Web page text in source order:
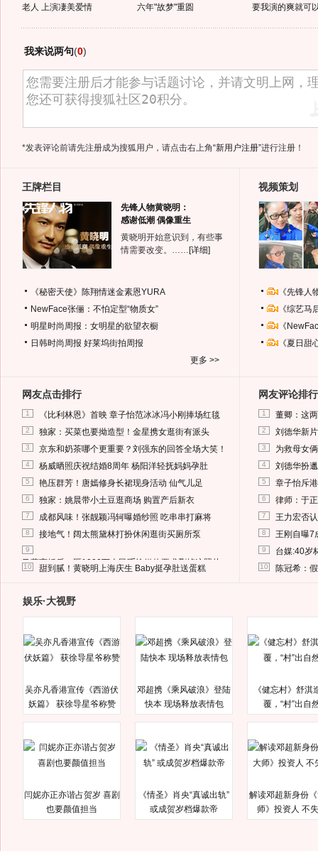
老人 上演凄美爱情
六年"故梦"重圆
要我演的爽就可
我来说两句(0)
*发表评论前请先注册成为搜狐用户，请点击右上角“新用户注册”进行注册！
王牌栏目
先锋人物黄晓明：
感谢低潮 偶像重生
黄晓明开始意识到，有些事
情需要改变。…… [详细]
《秘密天使》陈翔情迷金素恩YURA
NewFace张俪：不怕定型“物质女”
明星时尚周报：女明星的欲望衣橱
日韩时尚周报 好莱坞街拍周报
更多 >>
视频策划
《先锋
《综艺
《
《夏日
网友点击排行
1 《比利林恩》首映 章子怡范冰冰冯小刚捧场红毯
2 独家：买菜也要拗造型！金星携女逛街有派头
3 京东和奶茶哪个更重要？刘强东的回答全场大笑！
4 杨威晒照庆祝结婚8周年 杨阳洋轻抚妈妈孕肚
5 艳压群芳！唐嫣修身长裙现身活动 仙气儿足
6 独家：姚晨带小土豆逛商场 购置产后新衣
7 成都风味！张靓颖冯轲曝婚纱照 吃串串打麻将
8 接地气！阔太熊黛林打扮休闲逛街买厕所泵
9
马蓉离婚后，砸1000万人民币给媒体要求删掉这照片
10 甜到腻！黄晓明上海庆生 Baby挺孕肚送蛋糕
网友评论排行
1 董卿：这
2 刘德华新
3 为救母女
4 刘德华扮
5 章子怡斥
6 律师：于
7 王力宏否
8 王刚自曝7
9 台媒:40岁
10 陈冠希：
娱乐·大视野
吴亦凡香港宣传《西游伏
妖篇》 获徐导星爷称赞
邓超携《乘风破浪》登陆
快本 现场释放表情包
《健忘村》舒淇
覆，“村”出自
闫妮亦正亦谐占贺岁 喜剧
也要颜值担当
《情圣》肖央“真诚出轨”
或成贺岁档爆款帝
解读邓超新身份
师》投资人 不